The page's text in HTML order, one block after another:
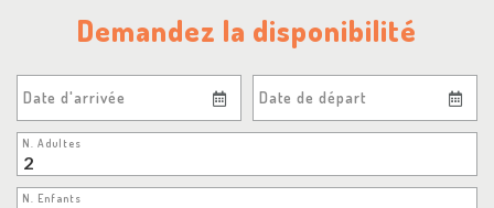
Demandez la disponibilité
Date d'arrivée Date de départ
N. Adultes
N. Enfants